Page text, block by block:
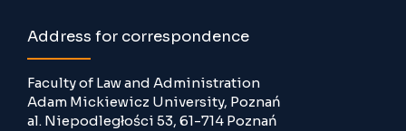
Address for correspondence
Faculty of Law and Administration
Adam Mickiewicz University, Poznań
al. Niepodległości 53, 61-714 Poznań